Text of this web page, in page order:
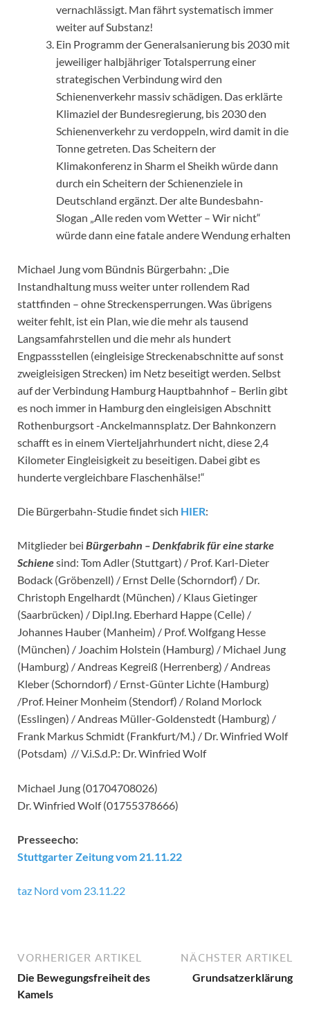
vernachlässigt. Man fährt systematisch immer
weiter auf Substanz!
Ein Programm der Generalsanierung bis 2030 mit
jeweiliger halbjähriger Totalsperrung einer
strategischen Verbindung wird den
Schienenverkehr massiv schädigen. Das erklärte
Klimaziel der Bundesregierung, bis 2030 den
Schienenverkehr zu verdoppeln, wird damit in die
Tonne getreten. Das Scheitern der
Klimakonferenz in Sharm el Sheikh würde dann
durch ein Scheitern der Schienenziele in
Deutschland ergänzt. Der alte Bundesbahn-
Slogan „Alle reden vom Wetter – Wir nicht“
würde dann eine fatale andere Wendung erhalten
Michael Jung vom Bündnis Bürgerbahn: „Die
Instandhaltung muss weiter unter rollendem Rad
stattfinden – ohne Streckensperrungen. Was übrigens
weiter fehlt, ist ein Plan, wie die mehr als tausend
Langsamfahrstellen und die mehr als hundert
Engpassstellen (eingleisige Streckenabschnitte auf sonst
zweigleisigen Strecken) im Netz beseitigt werden. Selbst
auf der Verbindung Hamburg Hauptbahnhof – Berlin gibt
es noch immer in Hamburg den eingleisigen Abschnitt
Rothenburgsort -Anckelmannsplatz. Der Bahnkonzern
schafft es in einem Vierteljahrhundert nicht, diese 2,4
Kilometer Eingleisigkeit zu beseitigen. Dabei gibt es
hunderte vergleichbare Flaschenhälse!“
Die Bürgerbahn-Studie findet sich HIER:
Mitglieder bei Bürgerbahn – Denkfabrik für eine starke
Schienesind: Tom Adler (Stuttgart) / Prof. Karl-Dieter
Bodack (Gröbenzell) / Ernst Delle (Schorndorf) / Dr.
Christoph Engelhardt (München) / Klaus Gietinger
(Saarbrücken) / Dipl.Ing. Eberhard Happe (Celle) /
Johannes Hauber (Manheim) / Prof. Wolfgang Hesse
(München) / Joachim Holstein (Hamburg) / Michael Jung
(Hamburg) / Andreas Kegreiß (Herrenberg) / Andreas
Kleber (Schorndorf) / Ernst-Günter Lichte (Hamburg)
/Prof. Heiner Monheim (Stendorf) / Roland Morlock
(Esslingen) / Andreas Müller-Goldenstedt (Hamburg) /
Frank Markus Schmidt (Frankfurt/M.) / Dr. Winfried Wolf
(Potsdam) // V.i.S.d.P.: Dr. Winfried Wolf
Michael Jung (01704708026)
Dr. Winfried Wolf (01755378666)
Presseecho:
Stuttgarter Zeitung vom 21.11.22
taz Nord vom 23.11.22
VORHERIGER ARTIKEL
Die Bewegungsfreiheit des
Kamels
NÄCHSTER ARTIKEL
Grundsatzerklärung